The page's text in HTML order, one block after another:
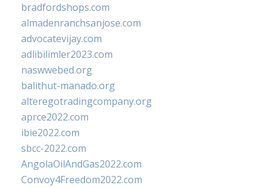
bradfordshops.com
almadenranchsanjose.com
advocatevijay.com
adlibilimler2023.com
naswwebed.org
balithut-manado.org
alteregotradingcompany.org
aprce2022.com
ibie2022.com
sbcc-2022.com
AngolaOilAndGas2022.com
Convoy4Freedom2022.com